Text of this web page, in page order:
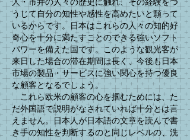
うじて自分の知性や感性を高めたいと願って
いるからです。日本はこれらの人々の知的好
奇心を十分に満たすことのできる強いソフト
パワーを備えた国です。このような観光客が
来日した場合の滞在期間は長く、今後も日本
市場の製品・サービスに強い関心を持つ優良
な顧客となるでしょう。
これら欧米の顧客の心を掴むためには、た
だ外国語で説明がなされていれば十分とは言
えません。日本人が日本語の文章を読んで書
き手の知性を判断するのと同じレベルの、洗